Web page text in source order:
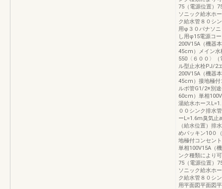
75（電源位置）
ソニック給水ホ
ク給水管８０シ
用φ３０パナソ
し用φ15電源コ
200V15A（機器
45cm）メイン水
550〈６００〉
ル型止水栓PJ/2
200V15A（機器
45cm）接地極付
ルボ管G1/2※別
60cm）単相
湯給水ホース
００シンク排水
ーL=1.6m臭気止
（給水位置）排
めパッキン10０
地極付コンセン
単相100V15A（
ンク種類により
75（電源位置）
ソニック給水ホ
ク給水管８０シ
用平面図平面図